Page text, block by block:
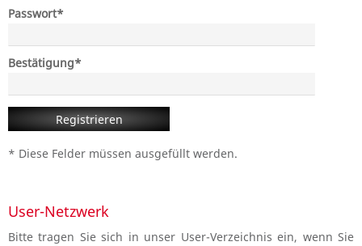
Pflichtfeld
Passwort*
Pflichtfeld
Bestätigung*
Registrieren
* Diese Felder müssen ausgefüllt werden.
User-Netzwerk
Bitte tragen Sie sich in unser User-Verzeichnis ein, wenn Sie